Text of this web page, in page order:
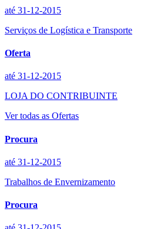
até 31-12-2015
Serviços de Logística e Transporte
Oferta
até 31-12-2015
LOJA DO CONTRIBUINTE
Ver todas as Ofertas
Procura
até 31-12-2015
Trabalhos de Envernizamento
Procura